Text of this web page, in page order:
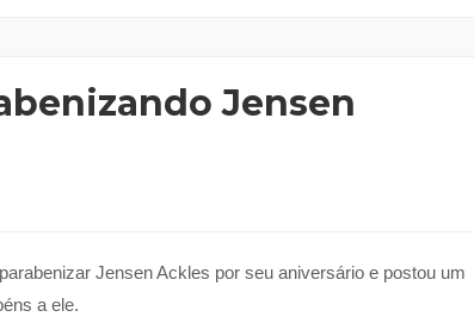
Jensen
Jensen Ackles por seu aniversário e postou um
a ele.